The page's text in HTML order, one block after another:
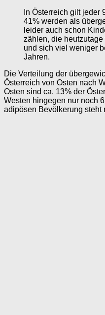
In Österreich gilt jeder
41% werden als
leider auch schon
zählen, die
und sich viel weniger
Jahren.
Die Verteilung der
Österreich von Osten nach
Osten sind ca. 13% der
Westen hingegen nur noch
adipösen Bevölkerung steht